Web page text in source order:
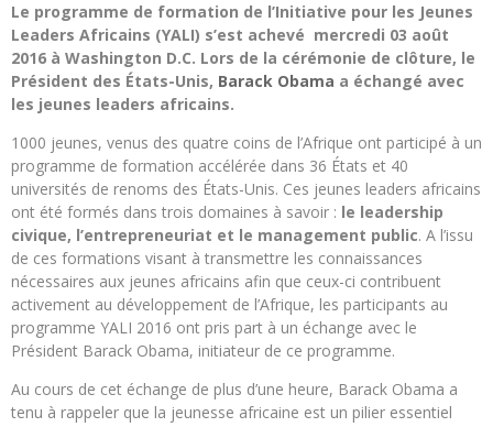
Le programme de formation de l’Initiative pour les Jeunes
Leaders Africains (YALI) s’est achevé mercredi 03 août
2016 à Washington D.C. Lors de la cérémonie de clôture, le
Président des États-Unis, Barack Obama a échangé avec
les jeunes leaders africains.
1000 jeunes, venus des quatre coins de l’Afrique ont participé à un
programme de formation accélérée dans 36 États et 40
universités de renoms des États-Unis. Ces jeunes leaders africains
ont été formés dans trois domaines à savoir : le leadership
civique, l’entrepreneuriat et le management public. A l’issu
de ces formations visant à transmettre les connaissances
nécessaires aux jeunes africains afin que ceux-ci contribuent
activement au développement de l’Afrique, les participants au
programme YALI 2016 ont pris part à un échange avec le
Président Barack Obama, initiateur de ce programme.
Au cours de cet échange de plus d’une heure, Barack Obama a
tenu à rappeler que la jeunesse africaine est un pilier essentiel